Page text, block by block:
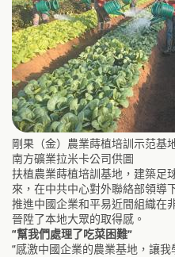
剛果（金）農業蒔植培訓示范基
南方礦業拉米卡公司供圖
扶植農業蒔植培訓基地，建築足
來，在中共中心對外聯絡部領導
推進中國企業和平易近間組織在
晉陞了本地大眾的取得感。
“幫我們處理了吃菜困難”
“感激中國企業的農業基地，讓